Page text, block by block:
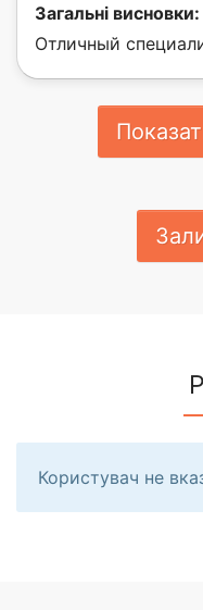
Загальні висновки:
Отличный
Користувач не